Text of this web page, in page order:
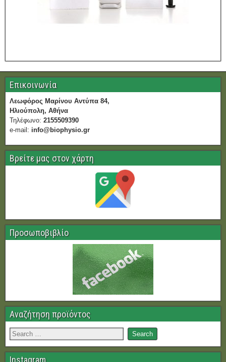
Επικοινωνία
Λεωφόρος Μαρίνου Αντύπα 84,
Ηλιούπολη, Αθήνα
Τηλέφωνο: 2155509390
e-mail: info@biophysio.gr
Βρείτε μας στον χάρτη
Προσωποβιβλίο
Αναζήτηση προϊόντος
Instagram